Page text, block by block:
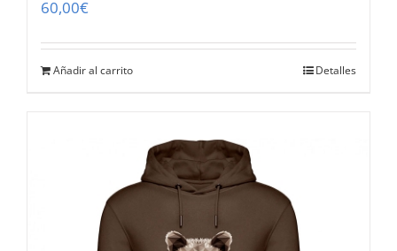
60,00€
Añadir al carrito Detalles